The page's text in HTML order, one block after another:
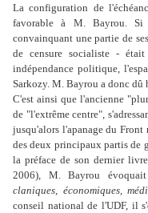
La configuration de
favorable à M. Bayrou. Si
convainquant une partie de
de censure socialiste -
indépendance politique,
Sarkozy. M. Bayrou a donc dû
C'est ainsi que l'ancienne
de "l'extrême centre",
jusqu'alors l'apanage du
des deux principaux partis de
la préface de son dernier
2006), M. Bayrou évoquait
claniques, économiques,
conseil national de l'UDF, il